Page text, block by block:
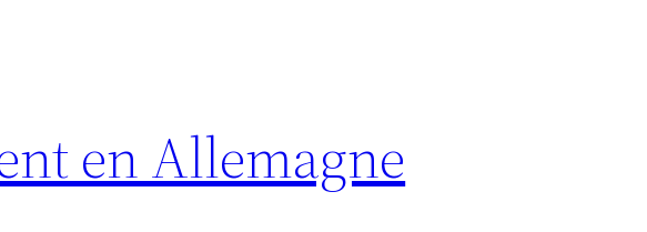
en Allemagne